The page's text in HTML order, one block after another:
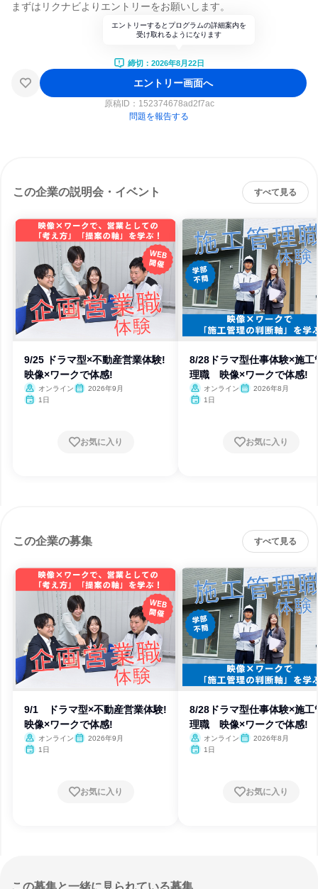
まずはリクナビよりエントリーをお願いします。
エントリーするとプログラムの詳細案内を
受け取れるようになります
締切：2026年8月22日
エントリー画面へ
原稿ID： 152374678ad2f7ac
問題を報告する
この企業の説明会・イベント すべて見る
9/25 ドラマ型×不動産営業体験!
映像×ワークで体感!
オンライン
2026年9月
1日
お気に入り
8/28ドラマ型仕事体験×施工
理職 映像×ワークで体感!
オンライン
2026年8月
1日
お気に入り
この企業の募集 すべて見る
9/1 ドラマ型×不動産営業体験!
映像×ワークで体感!
オンライン
2026年9月
1日
お気に入り
8/28ドラマ型仕事体験×施工
理職 映像×ワークで体感!
オンライン
2026年8月
1日
お気に入り
この募集と一緒に見られている募集